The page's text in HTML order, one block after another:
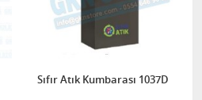
Sıfır Atık Kumbarası 1037D